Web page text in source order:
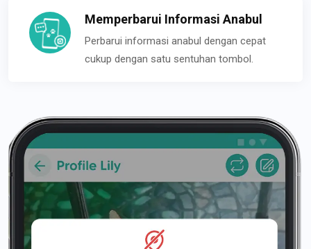
Memperbarui Informasi Anabul
Perbarui informasi anabul dengan cepat
cukup dengan satu sentuhan tombol.